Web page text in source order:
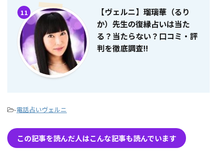
11
【ヴェルニ】瑠璃華（るり
か）先生の復縁占いは当た
る？当たらない？口コミ・評
判を徹底調査!!
-電話占いヴェルニ
この記事を読んだ人はこんな記事も読んでいます